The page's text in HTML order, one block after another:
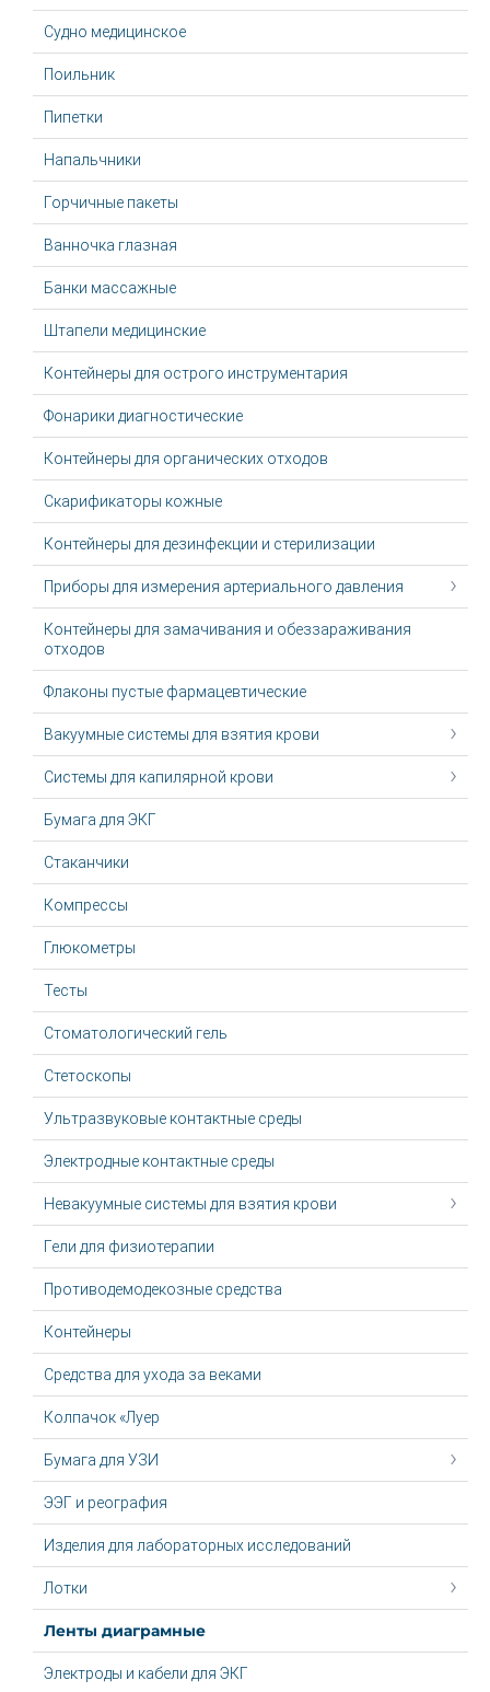
Судно медицинское
Поильник
Пипетки
Напальчники
Горчичные пакеты
Ванночка глазная
Банки массажные
Штапели медицинские
Контейнеры для острого инструментария
Фонарики диагностические
Контейнеры для органических отходов
Скарификаторы кожные
Контейнеры для дезинфекции и стерилизации
Приборы для измерения артериального давления
Контейнеры для замачивания и обеззараживания
отходов
Флаконы пустые фармацевтические
Вакуумные системы для взятия крови
Системы для капилярной крови
Бумага для ЭКГ
Стаканчики
Компрессы
Глюкометры
Тесты
Стоматологический гель
Стетоскопы
Ультразвуковые контактные среды
Электродные контактные среды
Невакуумные системы для взятия крови
Гели для физиотерапии
Противодемодекозные средства
Контейнеры
Средства для ухода за веками
Колпачок «Луер
Бумага для УЗИ
ЭЭГ и реография
Изделия для лабораторных исследований
Лотки
Ленты диаграмные
Электроды и кабели для ЭКГ